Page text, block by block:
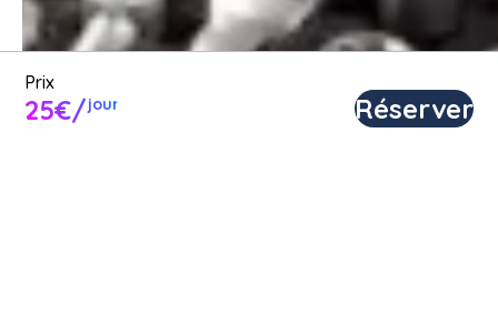
Réserver
Prix
25€/jour